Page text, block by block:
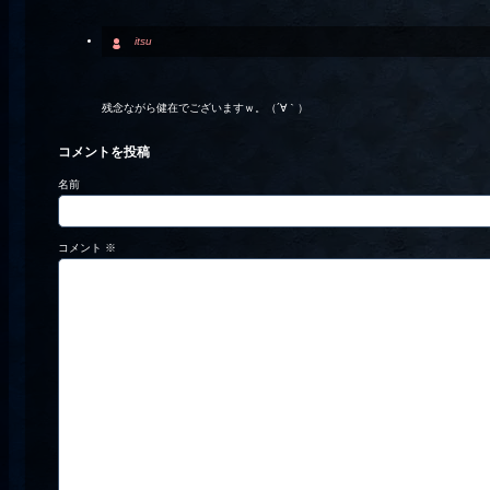
itsu
残念ながら健在でございますｗ。（´∀｀）ゝ
コメントを投稿
名前
コメント ※